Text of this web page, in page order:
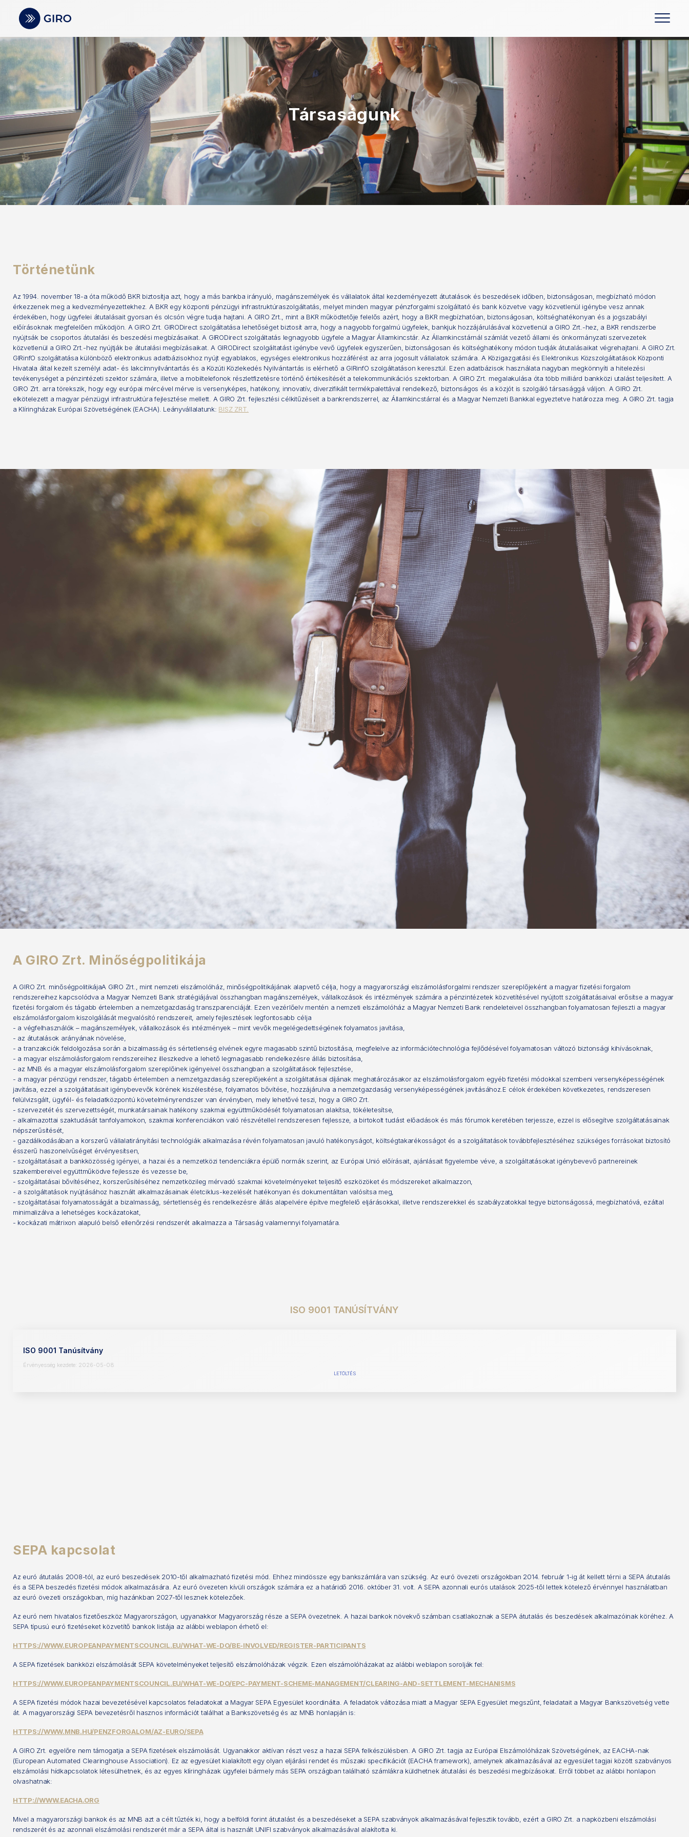
Társaságunk
Történetünk
Az 1994. november 18-a óta működő BKR biztosítja azt, hogy a más bankba irányuló, magánszemélyek és vállalatok által kezdeményezett átutalások és beszedések időben, biztonságosan, megbízható módon
érkezzenek meg a kedvezményezettekhez. A BKR egy központi pénzügyi infrastruktúraszolgáltatás, melyet minden magyar pénzforgalmi szolgáltató és bank közvetve vagy közvetlenül igénybe vesz annak
érdekében, hogy ügyfelei átutalásait gyorsan és olcsón végre tudja hajtani. A GIRO Zrt., mint a BKR működtetője felelős azért, hogy a BKR megbízhatóan, biztonságosan, költséghatékonyan és a jogszabályi
előírásoknak megfelelően működjön. A GIRO Zrt. GIRODirect szolgáltatása lehetőséget biztosít arra, hogy a nagyobb forgalmú ügyfelek, bankjuk hozzájárulásával közvetlenül a GIRO Zrt.-hez, a BKR rendszerbe
nyújtsák be csoportos átutalási és beszedési megbízásaikat. A GIRODirect szolgáltatás legnagyobb ügyfele a Magyar Államkincstár. Az Államkincstárnál számlát vezető állami és önkormányzati szervezetek
közvetlenül a GIRO Zrt.-hez nyújtják be átutalási megbízásaikat. A GIRODirect szolgáltatást igénybe vevő ügyfelek egyszerűen, biztonságosan és költséghatékony módon tudják átutalásaikat végrehajtani. A GIRO Zrt.
GIRinfO szolgáltatása különböző elektronikus adatbázisokhoz nyújt egyablakos, egységes elektronikus hozzáférést az arra jogosult vállalatok számára. A Közigazgatási és Elektronikus Közszolgáltatások Központi
Hivatala által kezelt személyi adat- és lakcímnyilvántartás és a Közúti Közlekedés Nyilvántartás is elérhető a GIRinfO szolgáltatáson keresztül. Ezen adatbázisok használata nagyban megkönnyíti a hitelezési
tevékenységet a pénzintézeti szektor számára, illetve a mobiltelefonok részletfizetésre történő értékesítését a telekommunikációs szektorban. A GIRO Zrt. megalakulása óta több milliárd bankközi utalást teljesített. A
GIRO Zrt. arra törekszik, hogy egy európai mércével mérve is versenyképes, hatékony, innovatív, diverzifikált termékpalettával rendelkező, biztonságos és a közjót is szolgáló társasággá váljon. A GIRO Zrt.
elkötelezett a magyar pénzügyi infrastruktúra fejlesztése mellett. A GIRO Zrt. fejlesztési célkitűzéseit a bankrendszerrel, az Államkincstárral és a Magyar Nemzeti Bankkal egyeztetve határozza meg. A GIRO Zrt. tagja
a Klíringházak Európai Szövetségének (EACHA). Leányvállalatunk: BISZ ZRT.
A GIRO Zrt. Minőségpolitikája
A GIRO Zrt. minőségpolitikájaA GIRO Zrt., mint nemzeti elszámolóház, minőségpolitikájának alapvető célja, hogy a magyarországi elszámolásforgalmi rendszer szereplőjeként a magyar fizetési forgalom
rendszereihez kapcsolódva a Magyar Nemzeti Bank stratégiájával összhangban magánszemélyek, vállalkozások és intézmények számára a pénzintézetek közvetítésével nyújtott szolgáltatásaival erősítse a magyar
fizetési forgalom és tágabb értelemben a nemzetgazdaság transzparenciáját. Ezen vezérlőelv mentén a nemzeti elszámolóház a Magyar Nemzeti Bank rendeleteivel összhangban folyamatosan fejleszti a magyar
elszámolásforgalom kiszolgálását megvalósító rendszereit, amely fejlesztések legfontosabb célja
- a végfelhasználók – magánszemélyek, vállalkozások és intézmények – mint vevők megelégedettségének folyamatos javítása,
- az átutalások arányának növelése,
- a tranzakciók feldolgozása során a bizalmasság és sértetlenség elvének egyre magasabb szintű biztosítása, megfelelve az információtechnológia fejlődésével folyamatosan változó biztonsági kihívásoknak,
- a magyar elszámolásforgalom rendszereihez illeszkedve a lehető legmagasabb rendelkezésre állás biztosítása,
- az MNB és a magyar elszámolásforgalom szereplőinek igényeivel összhangban a szolgáltatások fejlesztése,
- a magyar pénzügyi rendszer, tágabb értelemben a nemzetgazdaság szereplőjeként a szolgáltatásai díjának meghatározásakor az elszámolásforgalom egyéb fizetési módokkal szembeni versenyképességének
javítása, ezzel a szolgáltatásait igénybevevők körének kiszélesítése, folyamatos bővítése, hozzájárulva a nemzetgazdaság versenyképességének javításához.E célok érdekében következetes, rendszeresen
felülvizsgált, ügyfél- és feladatközpontú követelményrendszer van érvényben, mely lehetővé teszi, hogy a GIRO Zrt.
- szervezetét és szervezettségét, munkatársainak hatékony szakmai együttműködését folyamatosan alakítsa, tökéletesítse,
- alkalmazottai szaktudását tanfolyamokon, szakmai konferenciákon való részvétellel rendszeresen fejlessze, a birtokolt tudást előadások és más fórumok keretében terjessze, ezzel is elősegítve szolgáltatásainak
népszerűsítését,
- gazdálkodásában a korszerű vállalatirányítási technológiák alkalmazása révén folyamatosan javuló hatékonyságot, költségtakarékosságot és a szolgáltatások továbbfejlesztéséhez szükséges forrásokat biztosító
ésszerű haszonelvűséget érvényesítsen,
- szolgáltatásait a bankközösség igényei, a hazai és a nemzetközi tendenciákra épülő normák szerint, az Európai Unió előírásait, ajánlásait figyelembe véve, a szolgáltatásokat igénybevevő partnereinek
szakembereivel együttműködve fejlessze és vezesse be,
- szolgáltatásai bővítéséhez, korszerűsítéséhez nemzetközileg mérvadó szakmai követelményeket teljesítő eszközöket és módszereket alkalmazzon,
- a szolgáltatások nyújtásához használt alkalmazásainak életciklus-kezelését hatékonyan és dokumentáltan valósítsa meg,
- szolgáltatásai folyamatosságát a bizalmasság, sértetlenség és rendelkezésre állás alapelvére építve megfelelő eljárásokkal, illetve rendszerekkel és szabályzatokkal tegye biztonságossá, megbízhatóvá, ezáltal
minimalizálva a lehetséges kockázatokat,
- kockázati mátrixon alapuló belső ellenőrzési rendszerét alkalmazza a Társaság valamennyi folyamatára.
ISO 9001 TANÚSÍTVÁNY
ISO 9001 Tanúsítvány
Érvényesség kezdete: 2026-05-08
LETÖLTÉS
SEPA kapcsolat
Az euró átutalás 2008-tól, az euró beszedések 2010-től alkalmazható fizetési mód. Ehhez mindössze egy bankszámlára van szükség. Az euró övezeti országokban 2014. február 1-ig át kellett térni a SEPA átutalás
és a SEPA beszedés fizetési módok alkalmazására. Az euró övezeten kívüli országok számára ez a határidő 2016. október 31. volt. A SEPA azonnali eurós utalások 2025-től lettek kötelező érvénnyel használatban
az euró övezeti országokban, míg hazánkban 2027-től lesznek kötelezőek.
Az euró nem hivatalos fizetőeszköz Magyarországon, ugyanakkor Magyarország része a SEPA övezetnek. A hazai bankok növekvő számban csatlakoznak a SEPA átutalás és beszedések alkalmazóinak köréhez. A
SEPA típusú euró fizetéseket közvetítő bankok listája az alábbi weblapon érhető el:
HTTPS://WWW.EUROPEANPAYMENTSCOUNCIL.EU/WHAT-WE-DO/BE-INVOLVED/REGISTER-PARTICIPANTS
A SEPA fizetések bankközi elszámolását SEPA követelményeket teljesítő elszámolóházak végzik. Ezen elszámolóházakat az alábbi weblapon sorolják fel:
HTTPS://WWW.EUROPEANPAYMENTSCOUNCIL.EU/WHAT-WE-DO/EPC-PAYMENT-SCHEME-MANAGEMENT/CLEARING-AND-SETTLEMENT-MECHANISMS
A SEPA fizetési módok hazai bevezetésével kapcsolatos feladatokat a Magyar SEPA Egyesület koordinálta. A feladatok változása miatt a Magyar SEPA Egyesület megszűnt, feladatait a Magyar Bankszövetség vette
át. A magyarországi SEPA bevezetésről hasznos információt találhat a Bankszövetség és az MNB honlapján is:
HTTPS://WWW.MNB.HU/PENZFORGALOM/AZ-EURO/SEPA
A GIRO Zrt. egyelőre nem támogatja a SEPA fizetések elszámolását. Ugyanakkor aktívan részt vesz a hazai SEPA felkészülésben. A GIRO Zrt. tagja az Európai Elszámolóházak Szövetségének, az EACHA-nak
(European Automated Clearinghouse Association). Ez az egyesület kialakított egy olyan eljárási rendet és műszaki specifikációt (EACHA framework), amelynek alkalmazásával az egyesület tagjai között szabványos
elszámolási hídkapcsolatok létesülhetnek, és az egyes klíringházak ügyfelei bármely más SEPA országban található számlákra küldhetnek átutalási és beszedési megbízásokat. Erről többet az alábbi honlapon
olvashatnak:
HTTP://WWW.EACHA.ORG
Mivel a magyarországi bankok és az MNB azt a célt tűzték ki, hogy a belföldi forint átutalást és a beszedéseket a SEPA szabványok alkalmazásával fejlesztik tovább, ezért a GIRO Zrt. a napközbeni elszámolási
rendszerét és az azonnali elszámolási rendszerét már a SEPA által is használt UNIFI szabványok alkalmazásával alakította ki.